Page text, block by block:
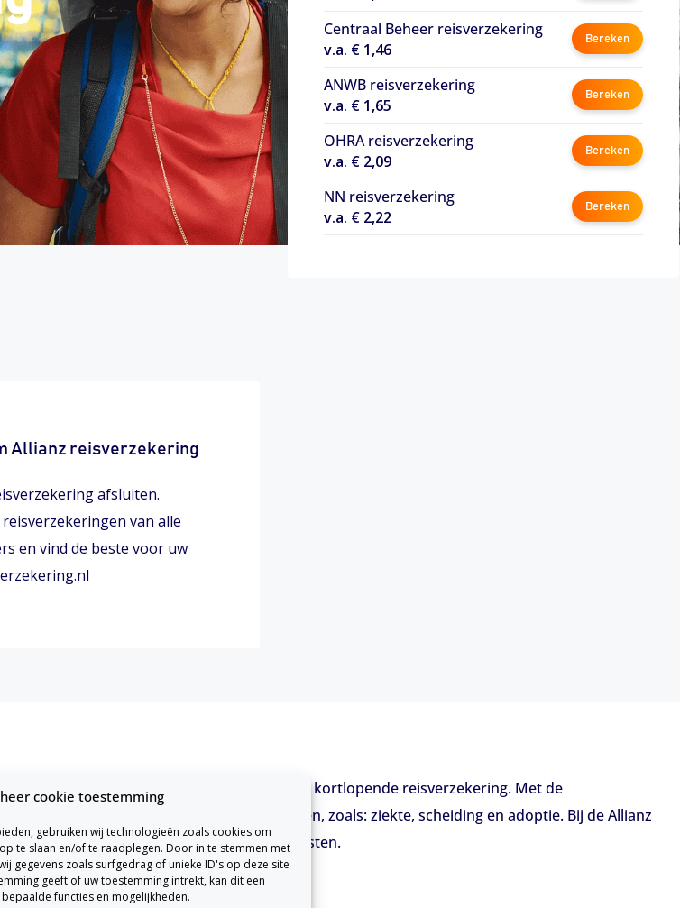
cookie toestemming
gebruiken wij technologieën zoals cookies om
te slaan en/of te raadplegen. Door in te stemmen met
gegevens zoals surfgedrag of unieke ID's op deze site
geeft of uw toestemming intrekt, kan dit een
functies en mogelijkheden.
Centraal Beheer reisverzekering
v.a. € 1,46
Bereken
ANWB reisverzekering
v.a. € 1,65
Bereken
OHRA reisverzekering
v.a. € 2,09
Bereken
NN reisverzekering
v.a. € 2,22
Bereken
Allianz reisverzekering
afsluiten.
van alle
en vind de beste voor uw
Je kunt kiezen uit een doorlopende of een kortlopende reisverzekering. Met de
kosten door onverwachte gebeurtenissen, zoals: ziekte, scheiding en adoptie. Bij de Allianz
je op het verzekeren van medische kosten.